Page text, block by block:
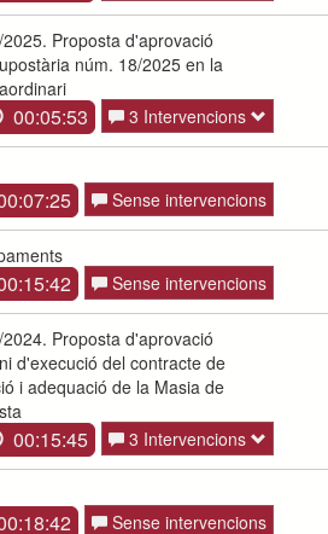
Proposta d'aprovació
núm. 18/2025 en la
00:05:53 3 Intervencions
Sense intervencions
Sense intervencions
Proposta d'aprovació
d'execució del contracte de
i adequació de la Masia de
00:15:45 3 Intervencions
Sense intervencions